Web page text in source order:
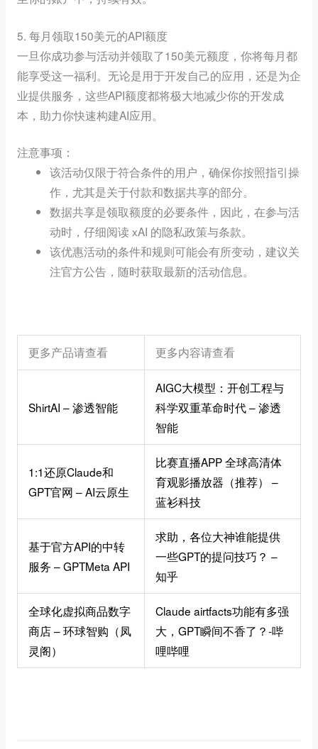
5. 每月领取150美元的API额度
一旦你成功参与活动并领取了150美元额度，你将每月都
能享受这一福利。无论是用于开发自己的应用，还是为企
业提供服务，这些API额度都将极大地减少你的开发成
本，助力你快速构建AI应用。
注意事项：
该活动仅限于符合条件的用户，确保你按照指引操
作，尤其是关于付款和数据共享的部分。
数据共享是领取额度的必要条件，因此，在参与活
动时，仔细阅读 xAI 的隐私政策与条款。
该优惠活动的条件和规则可能会有所变动，建议关
注官方公告，随时获取最新的活动信息。
更多产品请查看 更多内容请查看
ShirtAI – 渗透智能
AIGC大模型：开创工程与
科学双重革命时代 – 渗透
智能
1:1还原Claude和
GPT官网 – AI云原生
比赛直播APP 全球高清体
育观影播放器（推荐） –
蓝衫科技
基于官方API的中转
服务 – GPTMeta API
求助，各位大神谁能提供
一些GPT的提问技巧？ –
知乎
全球化虚拟商品数字
商店 – 环球智购（凤
灵阁）
Claude airtfacts功能有多强
大，GPT瞬间不香了？-哔
哩哔哩